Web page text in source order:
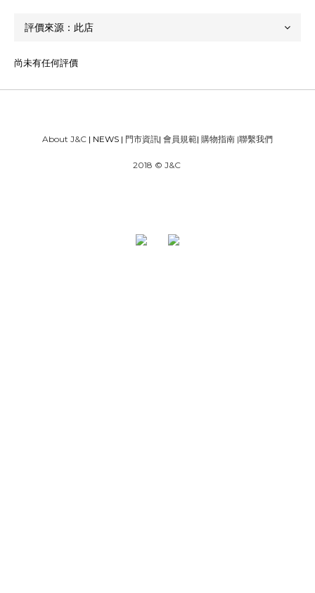
尚未有任何評價
About J&C | NEWS | 門市資訊| 會員規範| 購物指南 |聯繫我們
2018 © J&C